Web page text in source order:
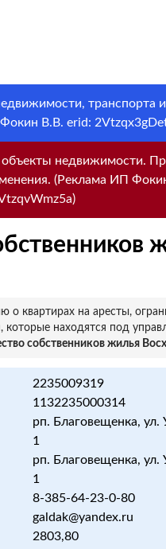
транспорта
В.В. erid:
недвижимости.
(Реклама ИП
квартирах на аресты,
находятся под
собственников жилья
2235009319
1132235000314
рп. Благовещенка, ул.
1
рп. Благовещенка, ул.
1
8-385-64-23-0-80
galdak@yandex.ru
2803,80